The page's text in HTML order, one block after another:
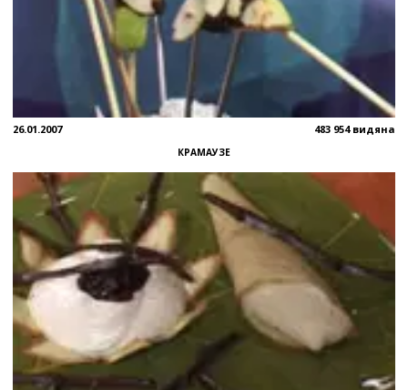
26.01.2007 483 954 видяна
КРАМАУЗЕ